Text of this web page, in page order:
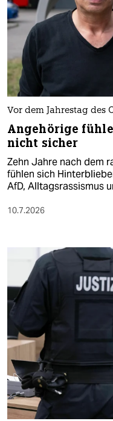
Vor dem Jahrestag des
Angehörige
nicht sicher
Zehn Jahre nach dem
fühlen sich
AfD, Alltagsrassismus
10.7.2026